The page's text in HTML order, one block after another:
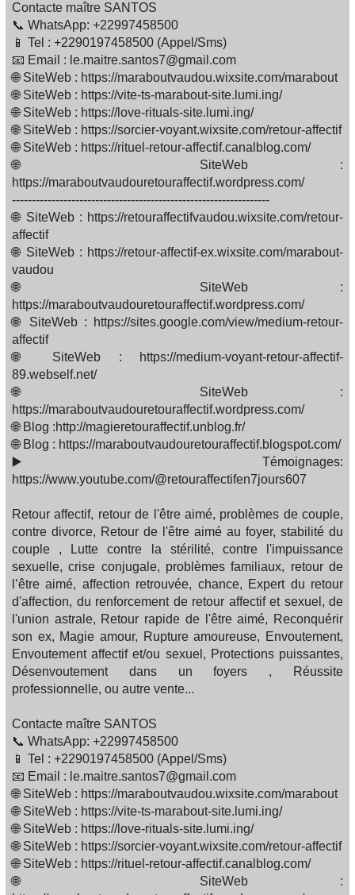
Contacte maître SANTOS
📞 WhatsApp: +22997458500
📱 Tel : +2290197458500 (Appel/Sms)
📧 Email : le.maitre.santos7@gmail.com
🌐 SiteWeb : https://maraboutvaudou.wixsite.com/marabout
🌐 SiteWeb : https://vite-ts-marabout-site.lumi.ing/
🌐 SiteWeb : https://love-rituals-site.lumi.ing/
🌐 SiteWeb : https://sorcier-voyant.wixsite.com/retour-affectif
🌐 SiteWeb : https://rituel-retour-affectif.canalblog.com/
🌐 SiteWeb :
https://maraboutvaudouretouraffectif.wordpress.com/
-----------------------------------------------------------------
🌐 SiteWeb : https://retouraffectifvaudou.wixsite.com/retour-
affectif
🌐 SiteWeb : https://retour-affectif-ex.wixsite.com/marabout-
vaudou
🌐 SiteWeb :
https://maraboutvaudouretouraffectif.wordpress.com/
🌐 SiteWeb : https://sites.google.com/view/medium-retour-
affectif
🌐 SiteWeb : https://medium-voyant-retour-affectif-
89.webself.net/
🌐 SiteWeb :
https://maraboutvaudouretouraffectif.wordpress.com/
🌐 Blog :http://magieretouraffectif.unblog.fr/
🌐 Blog : https://maraboutvaudouretouraffectif.blogspot.com/
▶️ Témoignages:
https://www.youtube.com/@retouraffectifen7jours607
Retour affectif, retour de l'être aimé, problèmes de couple,
contre divorce, Retour de l'être aimé au foyer, stabilité du
couple , Lutte contre la stérilité, contre l'impuissance
sexuelle, crise conjugale, problèmes familiaux, retour de
l’être aimé, affection retrouvée, chance, Expert du retour
d'affection, du renforcement de retour affectif et sexuel, de
l'union astrale, Retour rapide de l'être aimé, Reconquérir
son ex, Magie amour, Rupture amoureuse, Envoutement,
Envoutement affectif et/ou sexuel, Protections puissantes,
Désenvoutement dans un foyers , Réussite
professionnelle, ou autre vente...
Contacte maître SANTOS
📞 WhatsApp: +22997458500
📱 Tel : +2290197458500 (Appel/Sms)
📧 Email : le.maitre.santos7@gmail.com
🌐 SiteWeb : https://maraboutvaudou.wixsite.com/marabout
🌐 SiteWeb : https://vite-ts-marabout-site.lumi.ing/
🌐 SiteWeb : https://love-rituals-site.lumi.ing/
🌐 SiteWeb : https://sorcier-voyant.wixsite.com/retour-affectif
🌐 SiteWeb : https://rituel-retour-affectif.canalblog.com/
🌐 SiteWeb :